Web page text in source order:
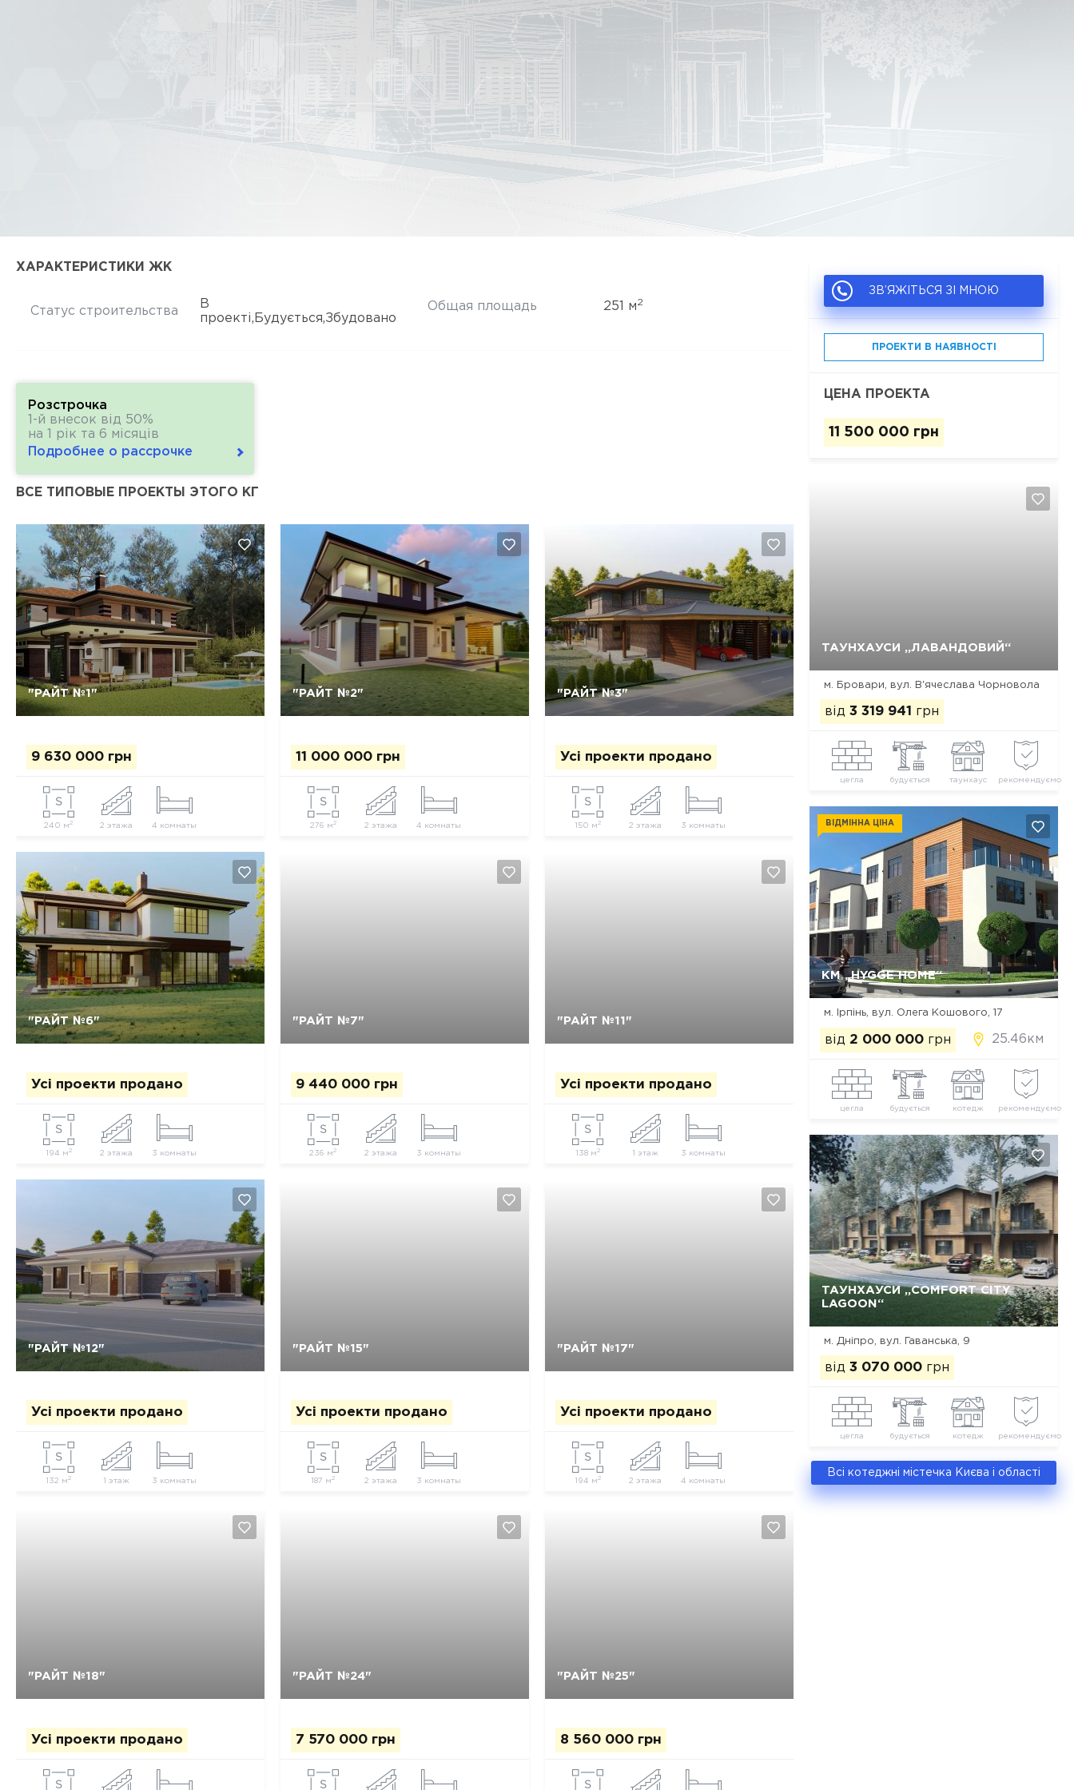
ХАРАКТЕРИСТИКИ ЖК
Статус строительства
В
проекті,Будується,Збудовано
Общая площадь 251 м2
Розстрочка
1-й внесок від 50%
на 1 рік та 6 місяців
Подробнее о рассрочке
ВСЕ ТИПОВЫЕ ПРОЕКТЫ ЭТОГО КГ
"РАЙТ №1"
9 630 000 грн
240 м2 2 этажа 4 комнаты
Так, видалити Відміна
"РАЙТ №2"
11 000 000 грн
276 м2 2 этажа 4 комнаты
Так, видалити
"РАЙТ №3"
Усі проекти продано
150 м2 2 этажа 3 комнаты
Так, видалити
"РАЙТ №6"
Усі проекти продано
194 м2 2 этажа 3 комнаты
Так, видалити
"РАЙТ №7"
9 440 000 грн
236 м2 2 этажа 3 комнаты
"РАЙТ №11"
Усі проекти продано
138 м2 1 этаж 3 комнаты
"РАЙТ №12"
Усі проекти продано
132 м2 1 этаж 3 комнаты
"РАЙТ №15"
Усі проекти продано
187 м2 2 этажа 3 комнаты
"РАЙТ №17"
Усі проекти продано
194 м2 2 этажа 4 комнаты
"РАЙТ №18"
Усі проекти продано
"РАЙТ №24"
7 570 000 грн
"РАЙТ №25"
8 560 000 грн
ЗВ’ЯЖІТЬСЯ ЗІ МНОЮ
ПРОЕКТИ В НАЯВНОСТІ
ЦЕНА ПРОЕКТА
11 500 000 грн
ТАУНХАУСИ „ЛАВАНДОВИЙ“
м. Бровари, вул. В'ячеслава Чорновола
від 3 319 941 грн
цегла будується таунхаус рекомендуємо
КМ „HYGGE HOME“
ВІДМІННА ЦІНА
м. Ірпінь, вул. Олега Кошового, 17
від 2 000 000 грн 25.46км
цегла будується котедж рекомендуємо
Так, видалити Відміна
ТАУНХАУСИ „COMFORT CITY
LAGOON“
м. Дніпро, вул. Гаванська, 9
від 3 070 000 грн
цегла будується котедж рекомендуємо
Всі котеджні містечка Києва і області